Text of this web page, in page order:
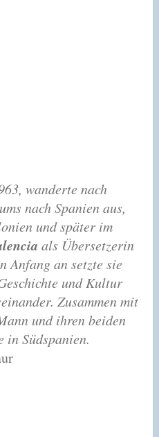
wanderte nach
nach Spanien aus,
und später im
als Übersetzerin
Anfang an setzte sie
und Kultur
Zusammen mit
und ihren beiden
in Südspanien.